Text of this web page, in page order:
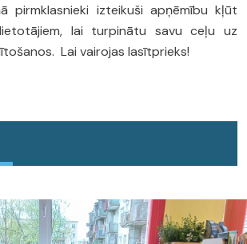
pirmklasnieki izteikuši apņēmību kļūt
lai turpinātu savu ceļu uz
Lai vairojas lasītprieks!